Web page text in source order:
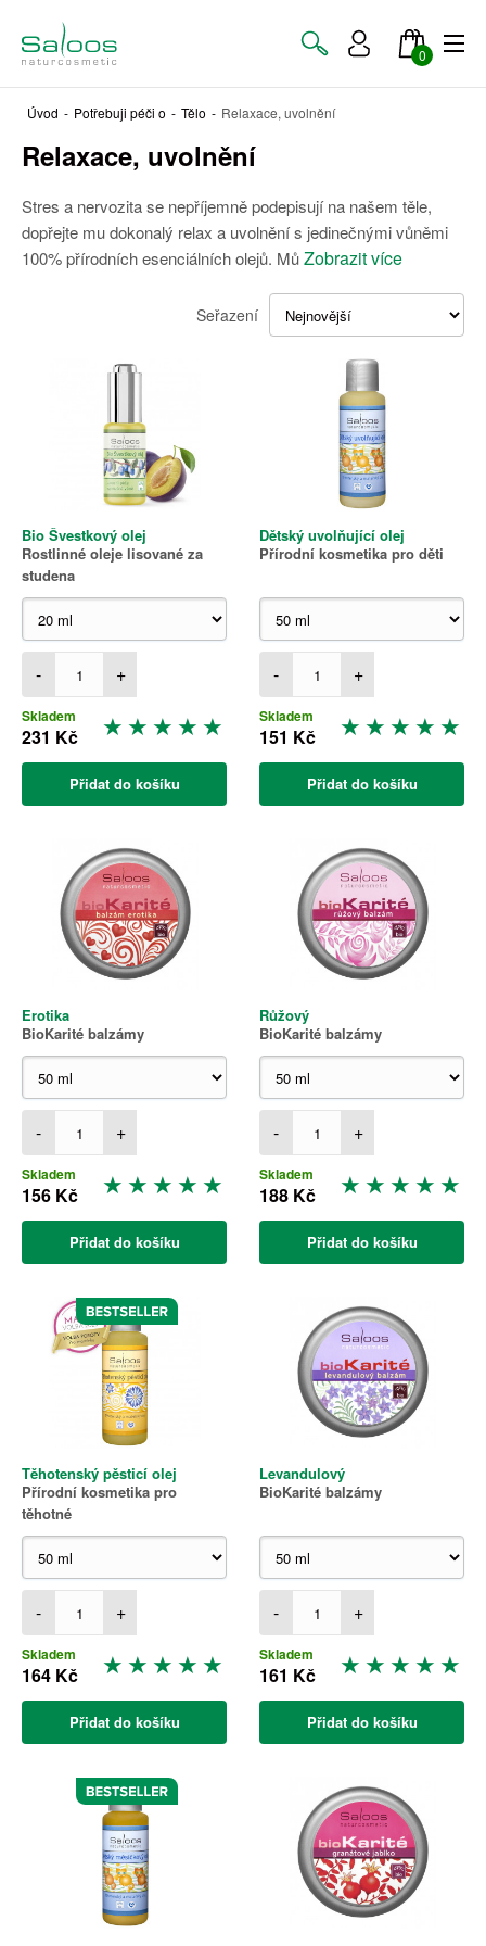
0
Úvod - Potřebuji péči o - Tělo - Relaxace, uvolnění
Relaxace, uvolnění
Stres a nervozita se nepříjemně podepisují na našem těle,
dopřejte mu dokonalý relax a uvolnění s jedinečnými vůněmi
100% přírodních esenciálních olejů. MůZobrazit více
Seřazení
Bio Švestkový olej
Rostlinné oleje lisované za
studena
- +
Skladem
231 Kč
Přidat do košíku
Dětský uvolňující olej
Přírodní kosmetika pro děti
- +
Skladem
151 Kč
Přidat do košíku
Erotika
BioKarité balzámy
- +
Skladem
156 Kč
Přidat do košíku
Růžový
BioKarité balzámy
- +
Skladem
188 Kč
Přidat do košíku
Těhotenský pěsticí olej
Přírodní kosmetika pro
těhotné
- +
Skladem
164 Kč
Přidat do košíku
Levandulový
BioKarité balzámy
- +
Skladem
161 Kč
Přidat do košíku